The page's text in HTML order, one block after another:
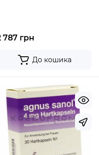
787 грн
До кошика